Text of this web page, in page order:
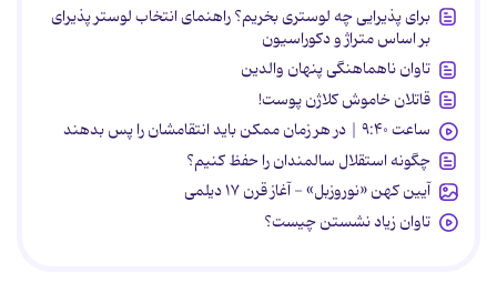
برای پذیرایی چه لوستری بخریم؟ راهنمای انتخاب لوستر پذیرای
بر اساس متراژ و دکوراسیون
تاوان ناهماهنگی پنهان والدین
قاتلان خاموش کلاژن پوست!
ساعت ۹:۴۰ | در هر زمان ممکن باید انتقامشان را پس بدهند
چگونه استقلال سالمندان را حفظ کنیم؟
آیین کهن «نوروزبل» - آغاز قرن ۱۷ دیلمی
تاوان زیاد نشستن چیست؟